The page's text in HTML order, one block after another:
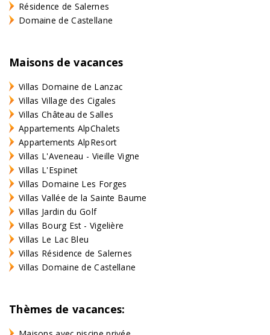
Résidence de Salernes
Domaine de Castellane
Maisons de vacances
Villas Domaine de Lanzac
Villas Village des Cigales
Villas Château de Salles
Appartements AlpChalets
Appartements AlpResort
Villas L'Aveneau - Vieille Vigne
Villas L'Espinet
Villas Domaine Les Forges
Villas Vallée de la Sainte Baume
Villas Jardin du Golf
Villas Bourg Est - Vigelière
Villas Le Lac Bleu
Villas Résidence de Salernes
Villas Domaine de Castellane
Thèmes de vacances: